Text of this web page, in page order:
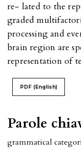
Parole
grammatical
re- lated to the
graded
processing and
brain region are
representation of
PDF (English)